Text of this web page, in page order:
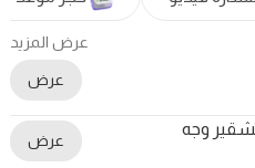
عرض المزيد
عرض
تشقير وجه
عرض